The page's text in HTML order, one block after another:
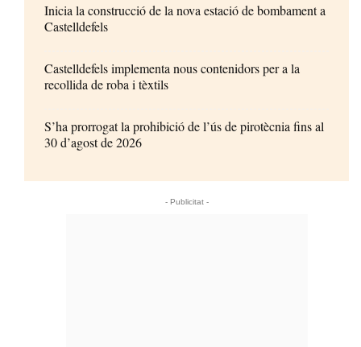
Inicia la construcció de la nova estació de bombament a
Castelldefels
Castelldefels implementa nous contenidors per a la
recollida de roba i tèxtils
S’ha prorrogat la prohibició de l’ús de pirotècnia fins al
30 d’agost de 2026
- Publicitat -